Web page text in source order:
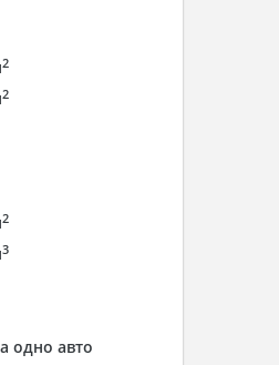
2
2
2
3
одно авто